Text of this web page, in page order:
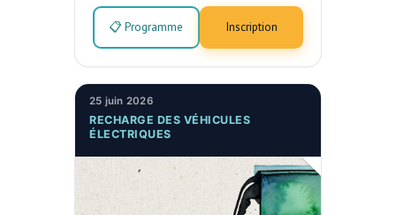
📋 Programme Inscription
25 juin 2026
RECHARGE DES VÉHICULES
ÉLECTRIQUES